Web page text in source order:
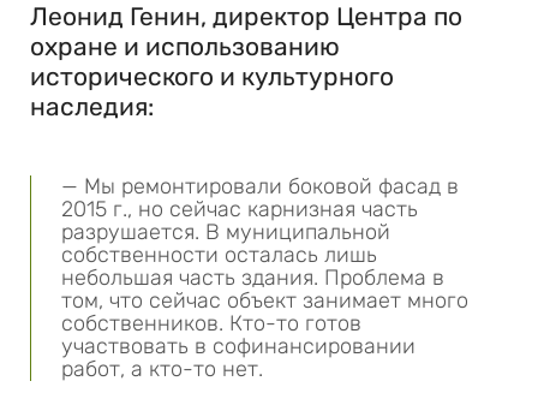
Леонид Генин, директор Центра по
охране и использованию
исторического и культурного
наследия:
— Мы ремонтировали боковой фасад в
2015 г., но сейчас карнизная часть
разрушается. В муниципальной
собственности осталась лишь
небольшая часть здания. Проблема в
том, что сейчас объект занимает много
собственников. Кто-то готов
участвовать в софинансировании
работ, а кто-то нет.